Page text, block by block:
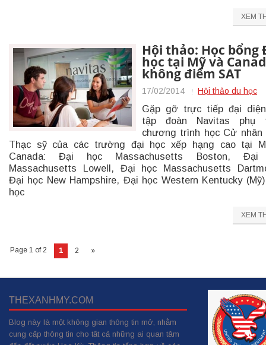
XEM
Hội thảo: Học bổng
học tại Mỹ và
không điểm SAT
17/02/2014 Hội thảo du học
Gặp gỡ trực tiếp đại
tập đoàn Navitas phụ
chương trình học Cử nhân
Thạc sỹ của các trường đại học xếp hạng cao tại
Canada: Đại học Massachusetts Boston, Đại
Massachusetts Lowell, Đại học Massachusetts
Đại học New Hampshire, Đại học Western Kentucky
học
XEM
Page 1 of 2 1 2 »
THEXANHMY.COM
Blog này là một không gian thông tin mở, nhằm
cung cấp thông tin cho tất cả những ai quan tâm